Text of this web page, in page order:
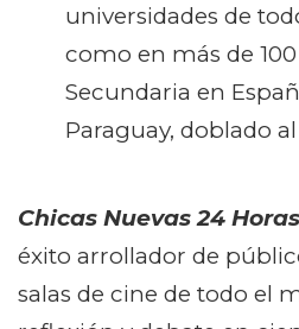
universidades de
como en más de
Secundaria en
Paraguay, doblado
Chicas Nuevas 24 Horas
éxito arrollador de
salas de cine de todo el